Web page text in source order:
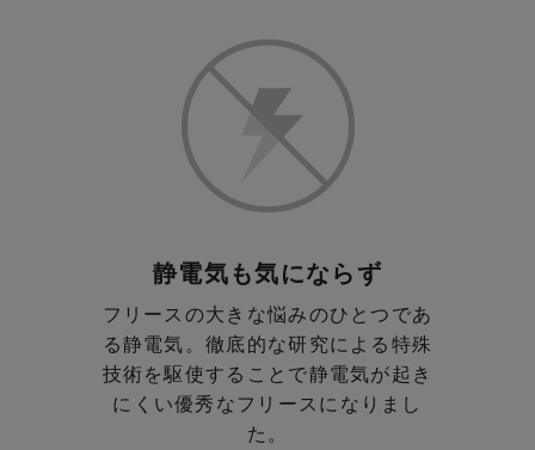
静電気も気にならず
フリースの大きな悩みのひとつであ
る静電気。徹底的な研究による特殊
技術を駆使することで静電気が起き
にくい優秀なフリースになりまし
た。